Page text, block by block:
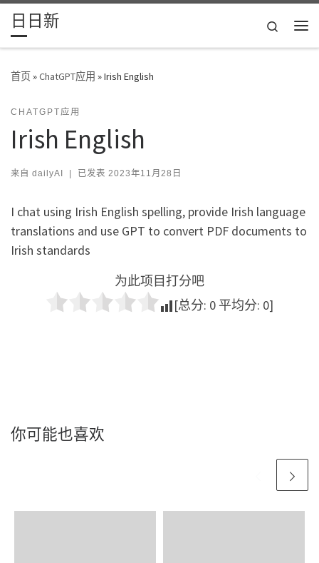
Skip to content
日日新
Search
首页»ChatGPT应用 »Irish English
CHATGPT应用
Irish English
来自 dailyAI | 已发表 2023年11月28日
I chat using Irish English spelling, provide Irish language
translations and use GPT to convert PDF documents to
Irish standards
为此项目打分吧
[总分: 0 平均分: 0]
你可能也喜欢